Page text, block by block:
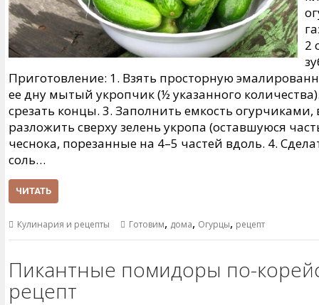
2
Приготовление: 1. Взять просторную
ее дну мытый укропчик (½ указанного
срезать концы. 3. Заполнить емкость
разложить сверху зелень укропа (оставшуюся
чеснока, порезанные на 4–5 частей вдоль. 4.
соль…
ЧИТАТЬ
Кулинария и рецепты Готовим, дома, Огурцы, рецепт
Пикантные помидоры по-
рецепт